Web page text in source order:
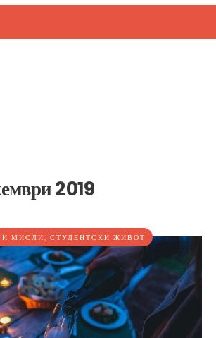
2019
И МИСЛИ СТУДЕНТСКИ ЖИВОТ